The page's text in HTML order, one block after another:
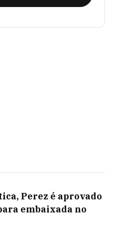
Perez é aprovado
embaixada no